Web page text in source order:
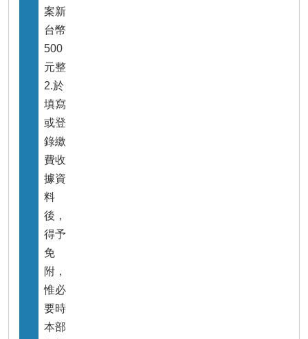
案新
台幣
500
元整
2.於
填寫
或登
錄繳
費收
據資
料
後，
得予
免
附，
惟必
要時
本部